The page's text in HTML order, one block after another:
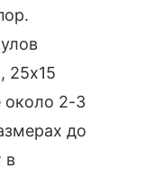
25х15
около 2-3
до
в